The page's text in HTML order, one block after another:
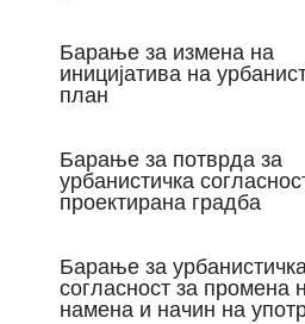
Барање за измена на
иницијатива на
план
Барање за потврда за
урбанистичка
проектирана градба
Барање за
согласност за промена
намена и начин на